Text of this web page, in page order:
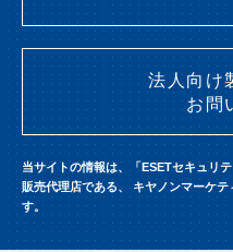
法人向け
お問
当サイトの情報は、「ESETセキュリ
販売代理店である、 キヤノンマーケ
す。